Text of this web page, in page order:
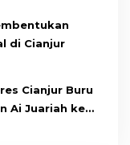
di Cianjur
Cianjur Buru
Ai Juariah ke